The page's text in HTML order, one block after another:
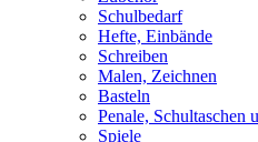
Schulbedarf
Hefte, Einbände
Schreiben
Malen, Zeichnen
Basteln
Penale, Schultaschen
Spiele